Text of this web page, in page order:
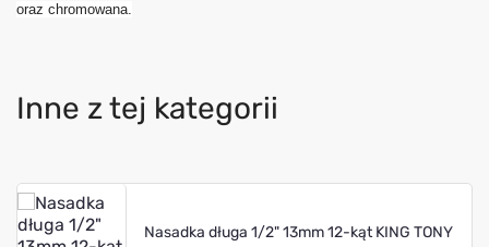
oraz chromowana.
Inne z tej kategorii
Nasadka długa 1/2" 13mm 12-kąt KING TONY